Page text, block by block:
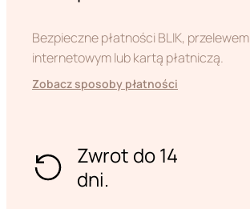
Bezpieczne płatności BLIK, przelewem
internetowym lub kartą płatniczą.
Zobacz sposoby płatności
Zwrot do 14
dni.